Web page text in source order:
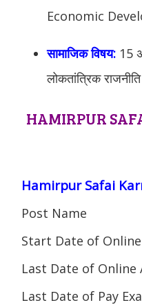
Economic
सामाजिक विषय: 15
लोकतांत्रिक
HAMIRPUR
Hamirpur Safai
Post Name
Start Date of
Last Date of
Last Date of Pay